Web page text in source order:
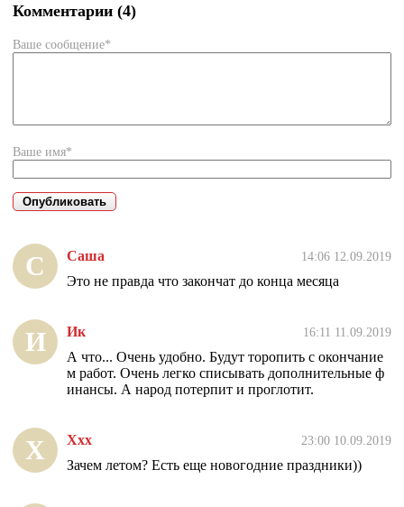
Комментарии (4)
Ваше сообщение*
Ваше имя*
С Саша 14:06 12.09.2019
Это не правда что закончат до конца месяца
И Ик 16:11 11.09.2019
А что... Очень удобно. Будут торопить с окончание
м работ. Очень легко списывать дополнительные ф
инансы. А народ потерпит и проглотит.
Х Ххх 23:00 10.09.2019
Зачем летом? Есть еще новогодние праздники))